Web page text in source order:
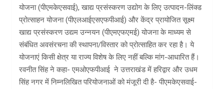
योजना (पीएमकेएसवाई), खाद्य प्रसंस्करण उद्योग के लिए उत्पादन-लिंक्ड
प्रोत्साहन योजना (पीएलआईएसएफपीआई) और केंद्र प्रायोजित सूक्ष्म
खाद्य प्रसंस्करण उद्यम उन्नयन (पीएमएफएमई) योजना के माध्यम से
संबंधित अवसंरचना की स्थापना/विस्तार को प्रोत्साहित कर रहा है। ये
योजनाएं किसी क्षेत्र या राज्य विशेष के लिए नहीं बल्कि मांग-आधारित हैं।
रवनीत सिंह ने कहा- एमओएफपीआई ने उत्तराखंड में हरिद्वार और उधम
सिंह नगर में निम्नलिखित परियोजनाओं को मंजूरी दी है- पीएमकेएसवाई-